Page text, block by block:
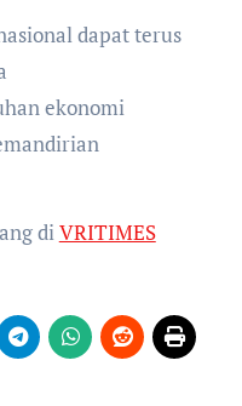
dapat terus
ekonomi
diVRITIMES